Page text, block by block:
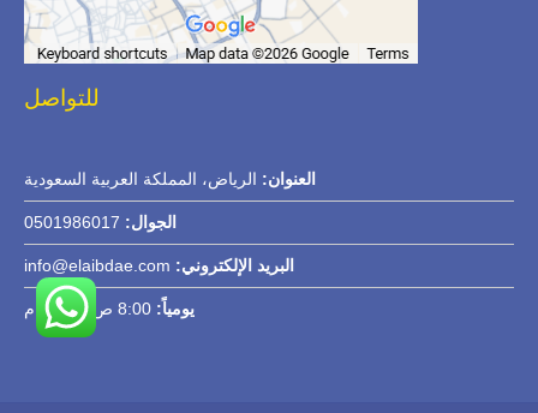
للتواصل
العنوان: الرياض، المملكة العربية السعودية
الجوال:
البريد الإلكتروني:
يومياً: